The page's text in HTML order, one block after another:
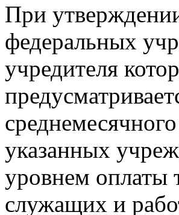
При
федеральных
учредителя
указанных
уровнем оплаты
служащих и